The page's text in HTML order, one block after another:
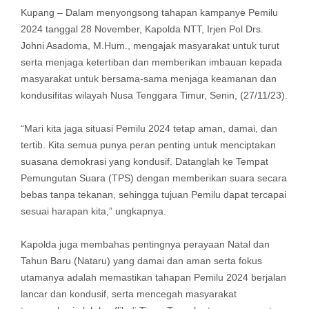
Kupang – Dalam menyongsong tahapan kampanye Pemilu
2024 tanggal 28 November, Kapolda NTT, Irjen Pol Drs.
Johni Asadoma, M.Hum., mengajak masyarakat untuk turut
serta menjaga ketertiban dan memberikan imbauan kepada
masyarakat untuk bersama-sama menjaga keamanan dan
kondusifitas wilayah Nusa Tenggara Timur, Senin, (27/11/23).
“Mari kita jaga situasi Pemilu 2024 tetap aman, damai, dan
tertib. Kita semua punya peran penting untuk menciptakan
suasana demokrasi yang kondusif. Datanglah ke Tempat
Pemungutan Suara (TPS) dengan memberikan suara secara
bebas tanpa tekanan, sehingga tujuan Pemilu dapat tercapai
sesuai harapan kita,” ungkapnya.
Kapolda juga membahas pentingnya perayaan Natal dan
Tahun Baru (Nataru) yang damai dan aman serta fokus
utamanya adalah memastikan tahapan Pemilu 2024 berjalan
lancar dan kondusif, serta mencegah masyarakat